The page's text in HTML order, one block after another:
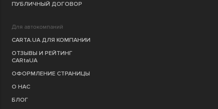
ПУБЛИЧНЫЙ ДОГОВОР
Для автокомпаний
CARTA.UA ДЛЯ КОМПАНИИ
ОТЗЫВЫ И РЕЙТИНГ
CARtaUA
ОФОРМЛЕНИЕ СТРАНИЦЫ
О НАС
БЛОГ